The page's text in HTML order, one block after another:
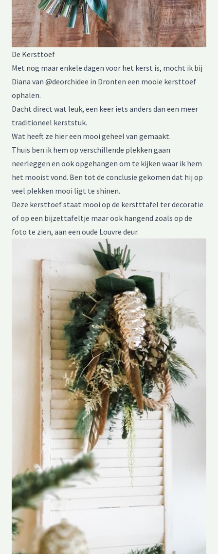
De Kersttoef
Met nog maar enkele dagen voor het kerst is, mocht ik bij
Diana van @deorchidee in Dronten een mooie kersttoef
ophalen.
Dacht direct wat leuk, een keer iets anders dan een meer
traditioneel kerststuk.
Wat heeft ze hier een mooi geheel van gemaakt.
Thuis ben ik hem op verschillende plekken gaan
neerleggen en ook opgehangen om te kijken waar ik hem
het mooist vond. Ben tot de conclusie gekomen dat hij op
veel plekken mooi ligt te shinen.
Deze kersttoef staat mooi op de kerstttafel ter decoratie
of op een bijzettafeltje maar ook hangend zoals op de
foto te zien, aan een oude Louvre deur.